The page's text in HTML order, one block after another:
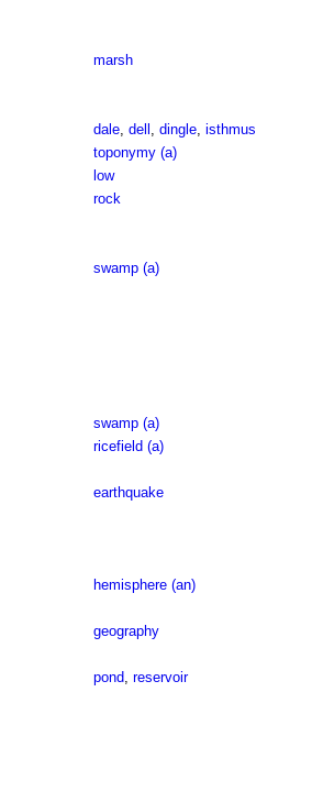
marsh
dale, dell , dingle, isthmus
toponymy (a)
low
rock
swamp (a)
swamp (a)
ricefield (a)
earthquake
hemisphere (an)
geography
pond, reservoir